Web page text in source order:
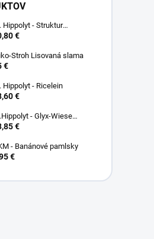
Hippolyt - Struktur
€
Stroh Lisovaná slama
€
Hippolyt - Ricelein
€
- Glyx-Wiese
€
- Banánové pamlsky
€